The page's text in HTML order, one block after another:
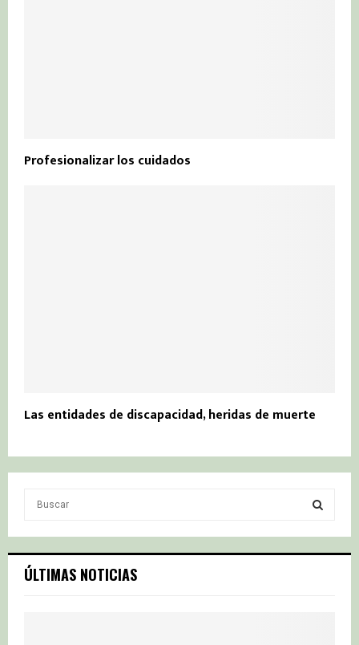
Profesionalizar los cuidados
Las entidades de discapacidad, heridas de muerte
c
h
S
ÚLTIMAS NOTICIAS